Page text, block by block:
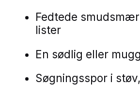
Fedtede
lister
En sødlig eller
Søgningsspor i